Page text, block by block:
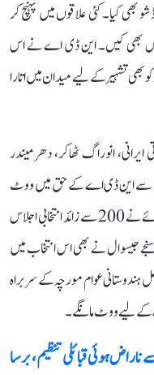
روڈ شو بھی کیا۔ کئی علاقوں میں پہنچ کر
بھی کیں۔ این ڈی اے نے اس
بھی تشہیر کے لیے میدان میں اتارا
انوراگ ٹھاکر، دھرمیندر
سے این ڈی اے کے حق میں ووٹ
مانگے۔ مرکزی وزیر مملکت برائے داخلہ نتیانند رائے نے 200 سے زائد انتخابی اجلاس
جیسوال نے بھی اس انتخاب میں
ہندوستانی عوام مورچہ کے سربراہ
ہوئی قبائلی تنظیم، برسا